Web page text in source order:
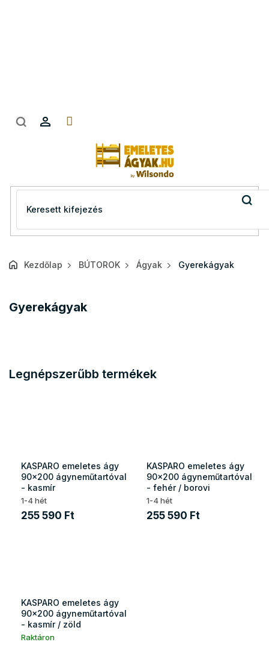
Kezdőlap BÚTOROK Ágyak Gyerekágyak
Gyerekágyak
Legnépszerűbb termékek
KASPARO emeletes ágy
90x200 ágyneműtartóval
- kasmír
1-4 hét
255 590 Ft
KASPARO emeletes ágy
90x200 ágyneműtartóval
- fehér / borovi
1-4 hét
255 590 Ft
KASPARO emeletes ágy
90x200 ágyneműtartóval
- kasmír / zöld
Raktáron